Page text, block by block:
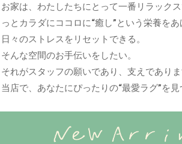
お家は、わたしたちにとって一番リラック
っとカラダにココロに“癒し”という栄養をあ
日々のストレスをリセットできる。
そんな空間のお手伝いをしたい。
それがスタッフの願いであり、支えでありま
当店で、あなたにぴったりの“最愛ラグ”を見